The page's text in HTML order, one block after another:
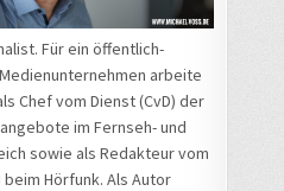
Für ein öffentlich-
arbeite
Chef vom Dienst (CvD) der
im Fernseh- und
sowie als Redakteur vom
beim Hörfunk. Als Autor